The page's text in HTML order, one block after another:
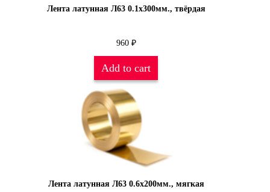
Лента латунная Л63 0.1х300мм., твёрдая
960 ₽
Add to cart
Лента латунная Л63 0.6х200мм., мягкая